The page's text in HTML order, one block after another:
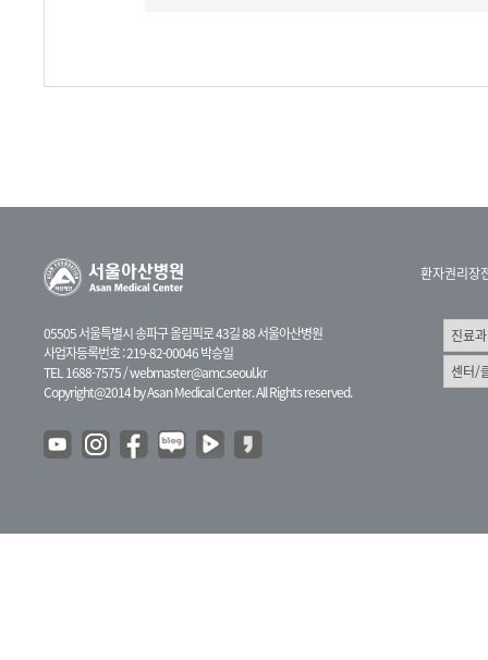
05505 서울특별시 송파구 올림픽로 43길 88 서울아산병원
사업자등록번호 : 219-82-00046 박승일
TEL 1688-7575 /webmaster@amc.seoul.kr
Copyright@2014 by Asan Medical Center. All Rights reserved.
환자권리장